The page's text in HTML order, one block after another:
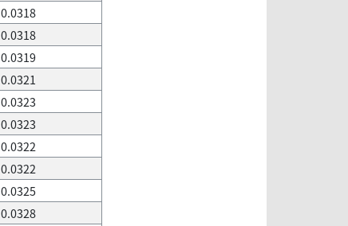
0.0318
0.0318
0.0319
0.0321
0.0323
0.0323
0.0322
0.0322
0.0325
0.0328